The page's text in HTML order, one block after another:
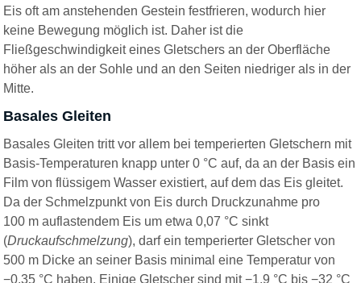
Eis oft am anstehenden Gestein festfrieren, wodurch hier
keine Bewegung möglich ist. Daher ist die
Fließgeschwindigkeit eines Gletschers an der Oberfläche
höher als an der Sohle und an den Seiten niedriger als in der
Mitte.
Basales Gleiten
Basales Gleiten tritt vor allem bei temperierten Gletschern mit
Basis-Temperaturen knapp unter 0 °C auf, da an der Basis ein
Film von flüssigem Wasser existiert, auf dem das Eis gleitet.
Da der Schmelzpunkt von Eis durch Druckzunahme pro
100 m auflastendem Eis um etwa 0,07 °C sinkt
(Druckaufschmelzung), darf ein temperierter Gletscher von
500 m Dicke an seiner Basis minimal eine Temperatur von
−0,35 °C haben. Einige Gletscher sind mit −1,9 °C bis −32 °C